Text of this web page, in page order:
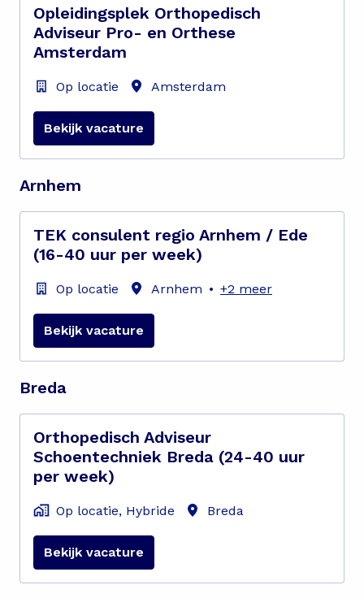
Opleidingsplek Orthopedisch
Adviseur Pro- en Orthese
Amsterdam
Op locatie Amsterdam
Bekijk vacature
Arnhem
TEK consulent regio Arnhem / Ede
(16-40 uur per week)
Op locatie Arnhem • +2 meer
Bekijk vacature
Breda
Orthopedisch Adviseur
Schoentechniek Breda (24-40 uur
per week)
Op locatie, Hybride Breda
Bekijk vacature